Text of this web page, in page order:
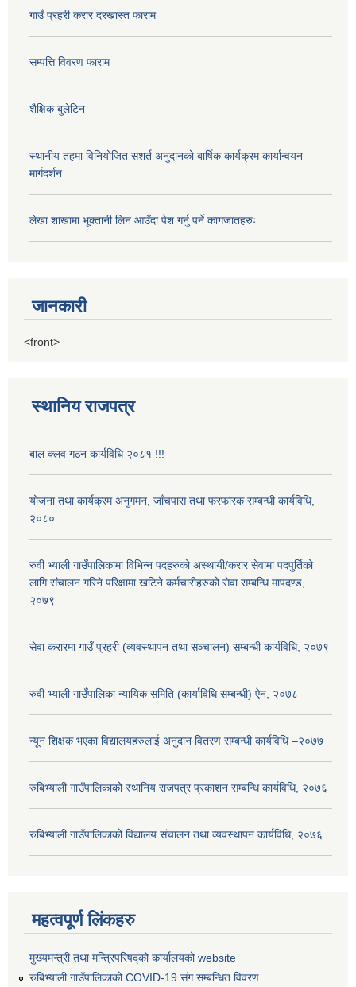
गाउँ प्रहरी करार दरखास्त फाराम
सम्पत्ति विवरण फाराम
शैक्षिक बुलेटिन
स्थानीय तहमा विनियोजित सशर्त अनुदानको बार्षिक कार्यक्रम कार्यान्वयन
मार्गदर्शन
लेखा शाखामा भूक्तानी लिन आउँदा पेश गर्नु पर्ने कागजातहरुः
जानकारी
<front>
स्थानिय राजपत्र
बाल क्लव गठन कार्यविधि २०८१ !!!
योजना तथा कार्यक्रम अनुगमन, जाँचपास तथा फरफारक सम्बन्धी कार्यविधि,
२०८०
रुवी भ्याली गाउँपालिकामा विभिन्न पदहरुको अस्थायी/करार सेवामा पदपुर्तिको
लागि संचालन गरिने परिक्षामा खटिने कर्मचारीहरुको सेवा सम्बन्धि मापदण्ड,
२०७९
सेवा करारमा गाउँ प्रहरी (व्यवस्थापन तथा सञ्चालन) सम्बन्धी कार्यविधि, २०७९
रुवी भ्याली गाउँपालिका न्यायिक समिति (कार्याविधि सम्बन्धी) ऐन, २०७८
न्यून शिक्षक भएका ‍विद्यालयहरुलाई अनुदान वितरण सम्बन्धी कार्यविधि –२०७७
रुबिभ्याली गाउँपालिकाको स्थानिय राजपत्र प्रकाशन सम्बन्धि कार्यविधि, २०७६
रुबिभ्याली गाउँपालिकाको विद्यालय संचालन तथा व्यवस्थापन कार्यविधि, २०७६
महत्वपूर्ण लिंकहरु
मुख्यमन्त्री तथा मन्त्रिपरिषद्को कार्यालयको website
रुबिभ्याली गाउँपालिकाको COVID-19 संग सम्बन्धित विवरण